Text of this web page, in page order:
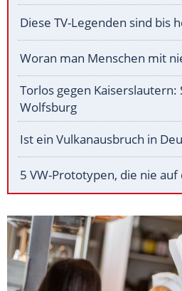
Diese TV-Legenden sind bis
Woran man Menschen mit
Torlos gegen
Wolfsburg
Ist ein Vulkanausbruch in
5 VW-Prototypen, die nie